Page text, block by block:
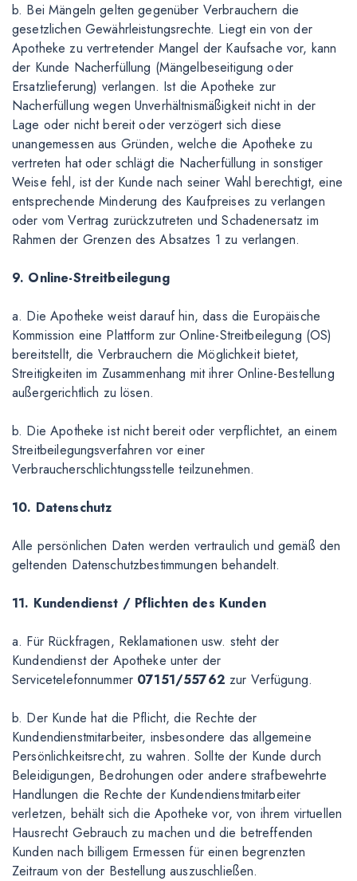
b. Bei Mängeln gelten gegenüber Verbrauchern die
gesetzlichen Gewährleistungsrechte. Liegt ein von der
Apotheke zu vertretender Mangel der Kaufsache vor, kann
der Kunde Nacherfüllung (Mängelbeseitigung oder
Ersatzlieferung) verlangen. Ist die Apotheke zur
Nacherfüllung wegen Unverhältnismäßigkeit nicht in der
Lage oder nicht bereit oder verzögert sich diese
unangemessen aus Gründen, welche die Apotheke zu
vertreten hat oder schlägt die Nacherfüllung in sonstiger
Weise fehl, ist der Kunde nach seiner Wahl berechtigt, eine
entsprechende Minderung des Kaufpreises zu verlangen
oder vom Vertrag zurückzutreten und Schadenersatz im
Rahmen der Grenzen des Absatzes 1 zu verlangen.
9. Online-Streitbeilegung
a. Die Apotheke weist darauf hin, dass die Europäische
Kommission eine Plattform zur Online-Streitbeilegung (OS)
bereitstellt, die Verbrauchern die Möglichkeit bietet,
Streitigkeiten im Zusammenhang mit ihrer Online-Bestellung
außergerichtlich zu lösen.
b. Die Apotheke ist nicht bereit oder verpflichtet, an einem
Streitbeilegungsverfahren vor einer
Verbraucherschlichtungsstelle teilzunehmen.
10. Datenschutz
Alle persönlichen Daten werden vertraulich und gemäß den
geltenden Datenschutzbestimmungen behandelt.
11. Kundendienst / Pflichten des Kunden
a. Für Rückfragen, Reklamationen usw. steht der
Kundendienst der Apotheke unter der
Servicetelefonnummer 07151/55762 zur Verfügung.
b. Der Kunde hat die Pflicht, die Rechte der
Kundendienstmitarbeiter, insbesondere das allgemeine
Persönlichkeitsrecht, zu wahren. Sollte der Kunde durch
Beleidigungen, Bedrohungen oder andere strafbewehrte
Handlungen die Rechte der Kundendienstmitarbeiter
verletzen, behält sich die Apotheke vor, von ihrem virtuellen
Hausrecht Gebrauch zu machen und die betreffenden
Kunden nach billigem Ermessen für einen begrenzten
Zeitraum von der Bestellung auszuschließen.